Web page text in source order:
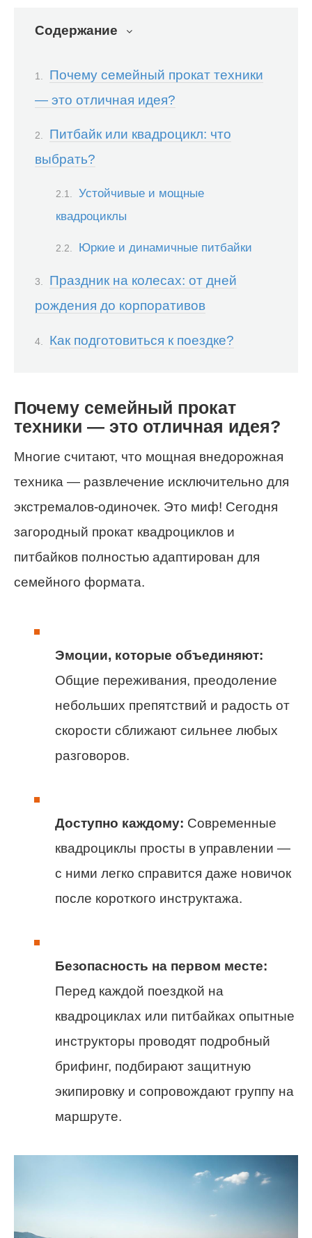
Содержание
Почему семейный прокат техники
— это отличная идея?
Питбайк или квадроцикл: что
выбрать?
Устойчивые и мощные
квадроциклы
Юркие и динамичные питбайки
Праздник на колесах: от дней
рождения до корпоративов
Как подготовиться к поездке?
Почему семейный прокат
техники — это отличная идея?
Многие считают, что мощная внедорожная
техника — развлечение исключительно для
экстремалов-одиночек. Это миф! Сегодня
загородный прокат квадроциклов и
питбайков полностью адаптирован для
семейного формата.
Эмоции, которые объединяют:
Общие переживания, преодоление
небольших препятствий и радость от
скорости сближают сильнее любых
разговоров.
Доступно каждому: Современные
квадроциклы просты в управлении —
с ними легко справится даже новичок
после короткого инструктажа.
Безопасность на первом месте:
Перед каждой поездкой на
квадроциклах или питбайках опытные
инструкторы проводят подробный
брифинг, подбирают защитную
экипировку и сопровождают группу на
маршруте.